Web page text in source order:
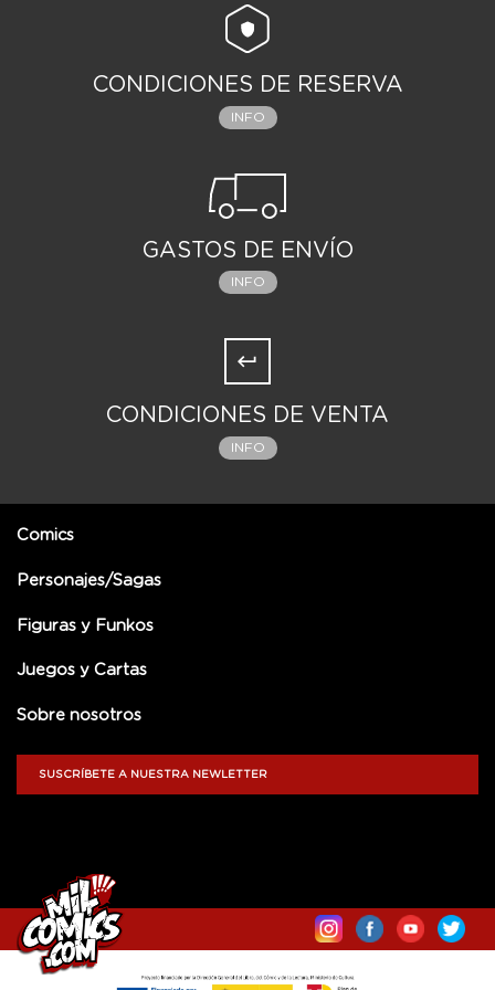
CONDICIONES DE RESERVA
INFO
GASTOS DE ENVÍO
INFO
CONDICIONES DE VENTA
INFO
Comics
Personajes/Sagas
Figuras y Funkos
Juegos y Cartas
Sobre nosotros
SUSCRÍBETE A NUESTRA NEWLETTER